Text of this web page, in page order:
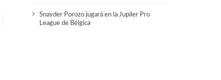
Snayder Porozo jugará en la Jupiler Pro
League de Bélgica